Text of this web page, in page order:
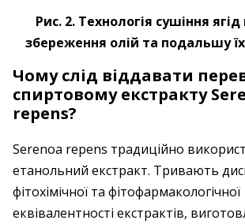
Рис. 2. Технологія сушіння
збереження олій та подальшу
Чому слід віддавати
спиртовому екстракту
repens?
Serenoa repens традиційно
етанольний екстракт. Тривають
фітохімічної та фітофармакологічної
еквівалентності екстрактів,